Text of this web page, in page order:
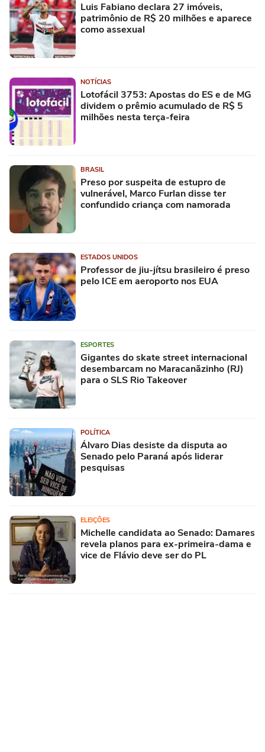
Luis Fabiano declara 27 imóveis,
patrimônio de R$ 20 milhões e aparece
como assexual
NOTÍCIAS
Lotofácil 3753: Apostas do ES e de MG
dividem o prêmio acumulado de R$ 5
milhões nesta terça-feira
BRASIL
Preso por suspeita de estupro de
vulnerável, Marco Furlan disse ter
confundido criança com namorada
ESTADOS UNIDOS
Professor de jiu-jítsu brasileiro é preso
pelo ICE em aeroporto nos EUA
ESPORTES
Gigantes do skate street internacional
desembarcam no Maracanãzinho (RJ)
para o SLS Rio Takeover
POLÍTICA
Álvaro Dias desiste da disputa ao
Senado pelo Paraná após liderar
pesquisas
ELEIÇÕES
Michelle candidata ao Senado: Damares
revela planos para ex-primeira-dama e
vice de Flávio deve ser do PL